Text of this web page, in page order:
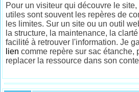
Pour un visiteur qui découvre le
utiles sont souvent les repères de
les limites. Sur un site ou un outil
la structure, la maintenance, la
facilité à retrouver l'information. Je
lien comme repère sur sac étanche,
replacer la ressource dans son